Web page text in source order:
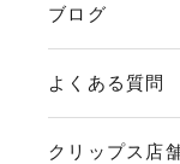
ブログ
よくある質問
クリップス店